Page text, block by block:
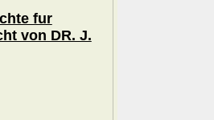
fur
von DR. J.